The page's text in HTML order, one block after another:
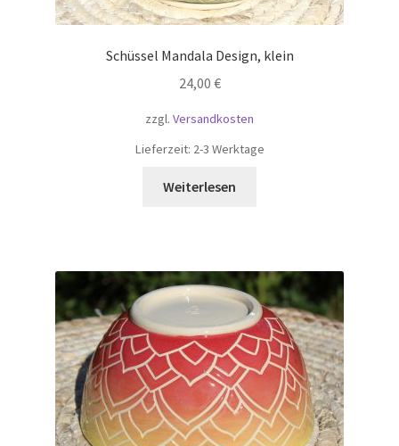
Schüssel Mandala Design, klein
24,00 €
zzgl. Versandkosten
Lieferzeit: 2-3 Werktage
Weiterlesen